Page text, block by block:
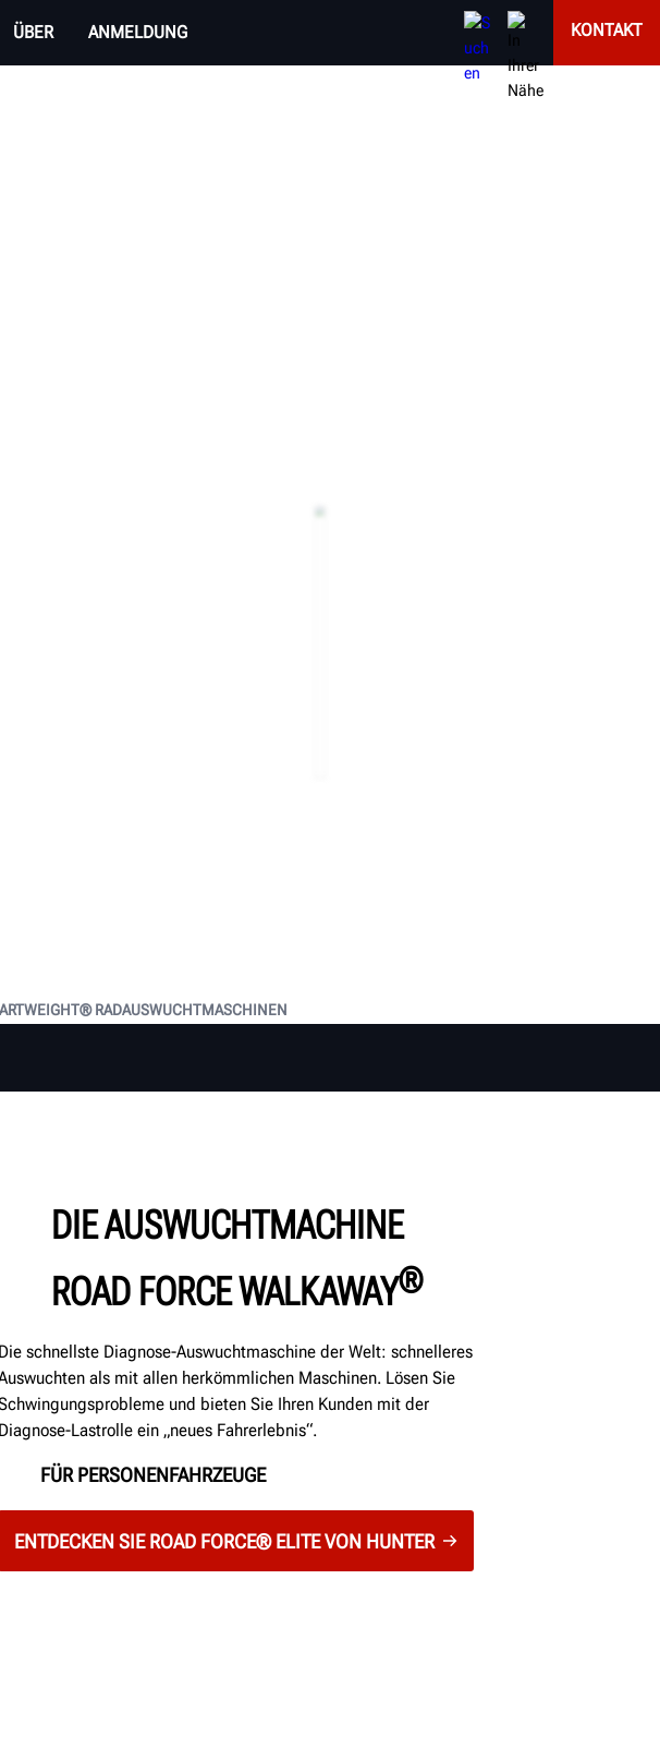
ÜBER ANMELDUNG KONTAKT
RADAUSWUCHTMASCHINEN
DIE AUSWUCHTMACHINE
ROAD FORCE WALKAWAY®
Die schnellste Diagnose-Auswuchtmaschine der Welt: schnelleres
als mit allen herkömmlichen Maschinen. Lösen Sie
und bieten Sie Ihren Kunden mit der
Diagnose-Lastrolle ein „neues Fahrerlebnis“.
FÜR PERSONENFAHRZEUGE
ENTDECKEN SIE ROAD FORCE® ELITE VON HUNTER